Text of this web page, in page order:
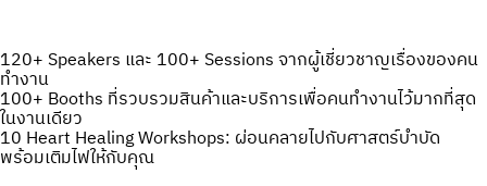
120+ Speakers และ 100+ Sessions จากผู้เชี่ยวชาญเรื่องของคน
ทำงาน
100+ Booths ที่รวบรวมสินค้าและบริการเพื่อคนทำงานไว้มากที่สุด
ในงานเดียว
10 Heart Healing Workshops: ผ่อนคลายไปกับศาสตร์บำบัด
พร้อมเติมไฟให้กับคุณ